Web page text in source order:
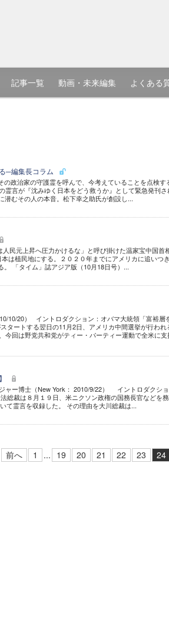
記事一覧 動画・未来編集 よくある
─編集長コラム
政治家の守護霊を呼んで、今考えていることを点検す
言が『沈みゆく日本をどう救うか』として緊急発刊さ
むその人の本音。松下幸之助氏が創設し...
民元上昇へ圧力かけるな」と呼び掛けた温家宝中国首
は植民地にする。２０２０年までにアメリカに追いつ
「タイム」誌アジア版（10月18日号）...
10/20） イントロダクション：オバマ大統領「富裕層
タートする翌日の11月2日、アメリカ中間選挙が行われ
回は野党共和党がティー・パーティー運動で全米に支
ャー博士（New York： 2010/9/22） イントロダクシ
総裁は８月１９日、米ニクソン政権の国務長官などを
て霊言を収録した。 その理由を大川総裁は...
前へ 1 ... 19 20 21 22 23 24